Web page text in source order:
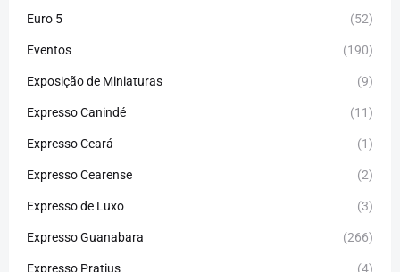
Euro 5 (52)
Eventos (190)
Exposição de Miniaturas (9)
Expresso Canindé (11)
Expresso Ceará (1)
Expresso Cearense (2)
Expresso de Luxo (3)
Expresso Guanabara (266)
Expresso Pratius (4)